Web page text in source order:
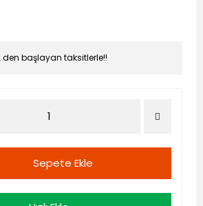
den başlayan taksitlerle!!
Sepete Ekle